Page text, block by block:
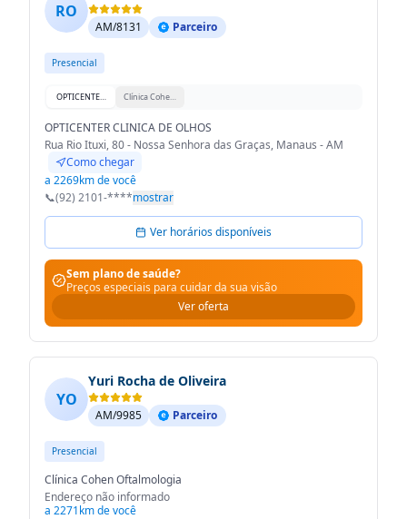
RO
AM/8131 Parceiro
Presencial
OPTICENTER CLINICA DE OLHOS
Clínica Cohen Oftalmologia
OPTICENTER CLINICA DE OLHOS
Rua Rio Ituxi, 80 - Nossa Senhora das Graças, Manaus - AM
Como chegar
a 2269km de você
📞(92) 2101-****mostrar
Ver horários disponíveis
Sem plano de saúde?
Preços especiais para cuidar da sua visão
Ver oferta
YO
Yuri Rocha de Oliveira
AM/9985 Parceiro
Presencial
Clínica Cohen Oftalmologia
Endereço não informado
a 2271km de você